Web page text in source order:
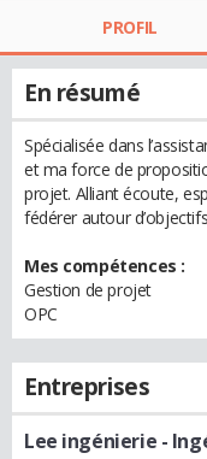
PROFIL
En résumé
Spécialisée dans
et ma force de
projet. Alliant écoute,
fédérer autour
Mes compétences :
Gestion de projet
OPC
Entreprises
Lee ingénierie -